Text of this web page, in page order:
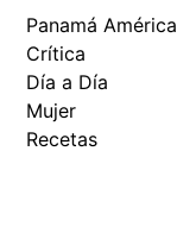
Panamá América
Crítica
Día a Día
Mujer
Recetas